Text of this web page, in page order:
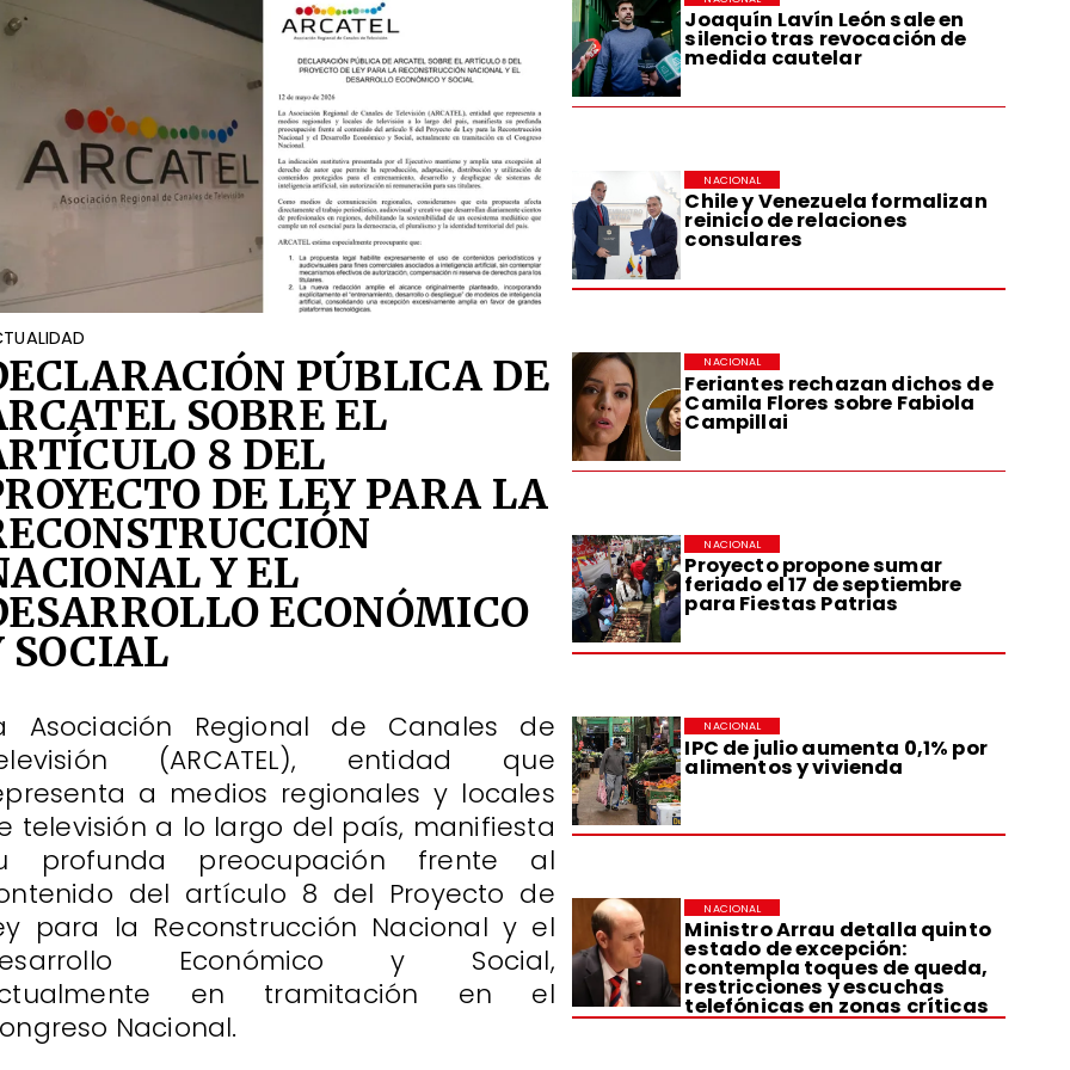
Joaquín Lavín León sale en
silencio tras revocación de
medida cautelar
Chile y Venezuela formalizan
reinicio de relaciones
consulares
NACIONAL
Feriantes rechazan dichos de
Camila Flores sobre Fabiola
Campillai
NACIONAL
Proyecto propone sumar
feriado el 17 de septiembre
para Fiestas Patrias
NACIONAL
IPC de julio aumenta 0,1% por
alimentos y vivienda
NACIONAL
Ministro Arrau detalla quinto
estado de excepción:
contempla toques de queda,
restricciones y escuchas
telefónicas en zonas críticas
NACIONAL
PÚBLICA DE
SOBRE EL
8 DEL
DE LEY PARA LA
Y EL
ECONÓMICO
SOCIAL
Asociación Regional de Canales de
(ARCATEL), entidad que
a medios regionales y locales
televisión a lo largo del país, manifiesta
profunda preocupación frente al
del artículo 8 del Proyecto de
para la Reconstrucción Nacional y el
Económico y Social,
en tramitación en el
Nacional.